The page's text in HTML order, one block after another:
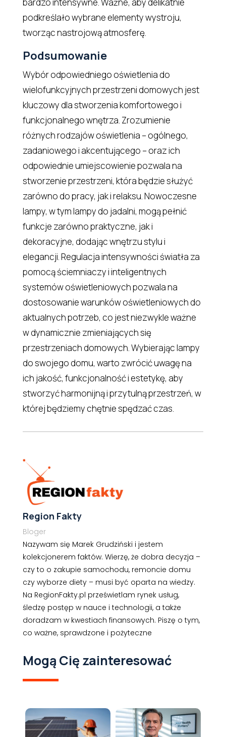
podkreślało wybrane elementy wystroju,
tworząc nastrojową atmosferę.
Podsumowanie
Wybór odpowiedniego oświetlenia do
wielofunkcyjnych przestrzeni domowych jest
kluczowy dla stworzenia komfortowego i
funkcjonalnego wnętrza. Zrozumienie
różnych rodzajów oświetlenia – ogólnego,
zadaniowego i akcentującego – oraz ich
odpowiednie umiejscowienie pozwala na
stworzenie przestrzeni, która będzie służyć
zarówno do pracy, jak i relaksu. Nowoczesne
lampy, w tym lampy do jadalni, mogą pełnić
funkcje zarówno praktyczne, jak i
dekoracyjne, dodając wnętrzu stylu i
elegancji. Regulacja intensywności światła za
pomocą ściemniaczy i inteligentnych
systemów oświetleniowych pozwala na
dostosowanie warunków oświetleniowych do
aktualnych potrzeb, co jest niezwykle ważne
w dynamicznie zmieniających się
przestrzeniach domowych. Wybierając lampy
do swojego domu, warto zwrócić uwagę na
ich jakość, funkcjonalność i estetykę, aby
stworzyć harmonijną i przytulną przestrzeń, w
której będziemy chętnie spędzać czas.
Region Fakty
Bloger
Nazywam się Marek Grudziński i jestem
kolekcjonerem faktów. Wierzę, że dobra decyzja –
czy to o zakupie samochodu, remoncie domu
czy wyborze diety – musi być oparta na wiedzy.
Na RegionFakty.pl prześwietlam rynek usług,
śledzę postęp w nauce i technologii, a także
doradzam w kwestiach finansowych. Piszę o tym,
co ważne, sprawdzone i pożyteczne
Mogą Cię zainteresować